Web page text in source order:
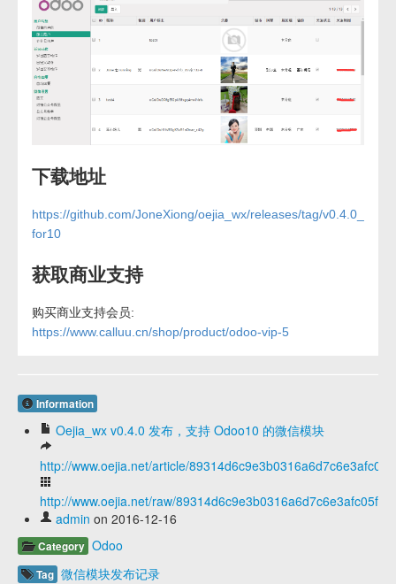
下载地址
https://github.com/JoneXiong/oejia_wx/releases/tag/v0.4.0_
for10
获取商业支持
购买商业支持会员:
https://www.calluu.cn/shop/product/odoo-vip-5
Information
Oejia_wx v0.4.0 发布，支持 Odoo10 的微信模块
http://www.oejia.net/article/
http://www.oejia.net/raw/89314d6c9e3b0316a6d7c6e3afc05f2a
admin on 2016-12-16
Category Odoo
Tag 微信模块发布记录